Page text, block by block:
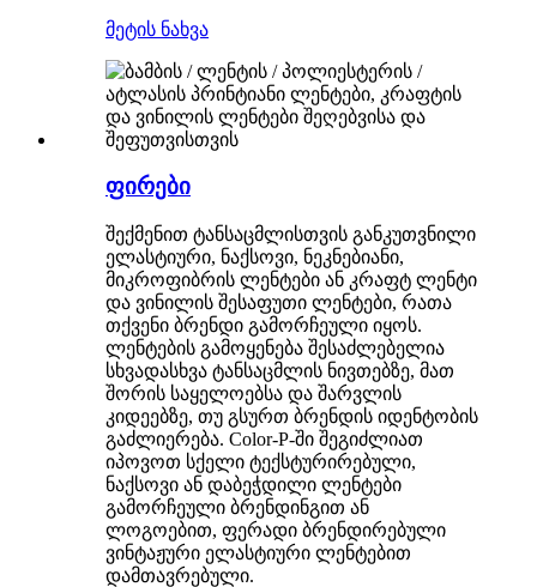
მეტის ნახვა
ფირები
შექმენით ტანსაცმლისთვის განკუთვნილი
ელასტიური, ნაქსოვი, ნეკნებიანი,
მიკროფიბრის ლენტები ან კრაფტ ლენტი
და ვინილის შესაფუთი ლენტები, რათა
თქვენი ბრენდი გამორჩეული იყოს.
ლენტების გამოყენება შესაძლებელია
სხვადასხვა ტანსაცმლის ნივთებზე, მათ
შორის საყელოებსა და შარვლის
კიდეებზე, თუ გსურთ ბრენდის იდენტობის
გაძლიერება. Color-P-ში შეგიძლიათ
იპოვოთ სქელი ტექსტურირებული,
ნაქსოვი ან დაბეჭდილი ლენტები
გამორჩეული ბრენდინგით ან
ლოგოებით, ფერადი ბრენდირებული
ვინტაჟური ელასტიური ლენტებით
დამთავრებული.